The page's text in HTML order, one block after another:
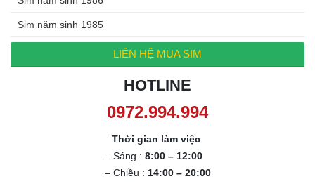
Sim năm sinh 1985
LIÊN HỆ MUA SIM
HOTLINE
Thời gian làm việc
– Sáng : 8:00 – 12:00
– Chiều : 14:00 – 20:00